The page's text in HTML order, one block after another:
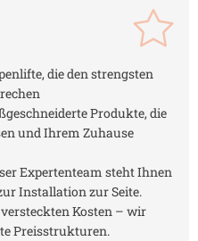
die den strengsten
Produkte, die
und Ihrem Zuhause
Expertenteam steht Ihnen
Installation zur Seite.
Kosten – wir
Preisstrukturen.